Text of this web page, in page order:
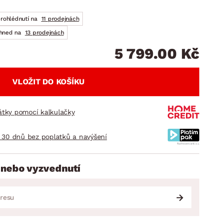
doplňky
sestavy
na 11 prodejnách
na 13 prodejnách
5 799.00 Kč
VLOŽIT DO KOŠÍKU
pomocí kalkulačky
dnů bez poplatků a navýšení
vyzvednutí